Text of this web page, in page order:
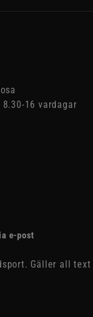
16 vardagar
e-post
Gäller all text